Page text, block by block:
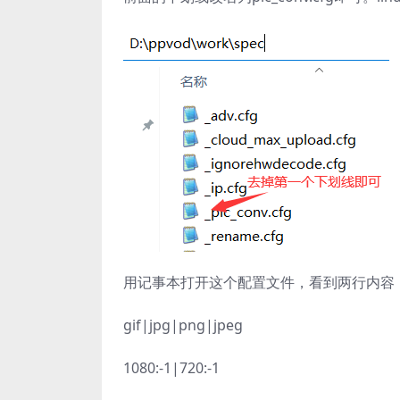
用记事本打开这个配置文件，看到两行内容
gif|jpg|png|jpeg
1080:-1|720:-1